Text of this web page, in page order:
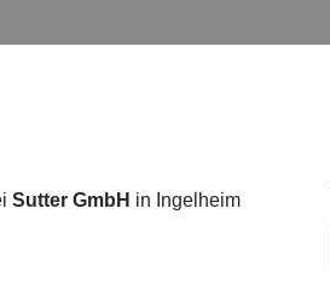
Sutter GmbH in Ingelheim